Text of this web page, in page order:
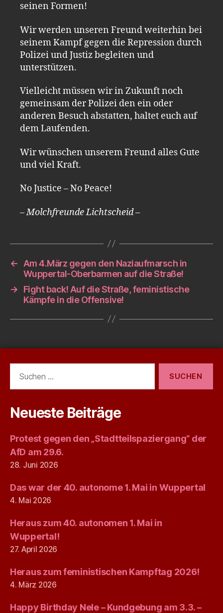
seinen Formen!
Wir werden unseren Freund weiterhin bei
seinem Kampf gegen die Repression durch
Polizei und Justiz begleiten und
unterstützen.
Vielleicht müssen wir in Zukunft noch
gemeinsam der Polizei den ein oder
anderen Besuch abstatten, haltet euch auf
dem Laufenden.
Wir wünschen unserem Freund alles Gute
und viel Kraft.
No Justice – No Peace!
– Molchfreunde Lichtscheid–
←
Am 4.März gegen den Naziaufmarsch in
Wuppertal-Oberbarmen auf die Straße!
→
Fight back! Auf die Straße, feministische
Kämpfe in die Offensive!
nach:
Neueste Beiträge
Protest gegen den „Stadtteilspaziergang“ der
AfD am 29.6.
28. Juni 2026
Das war der 40. autonome 1. Mai in Wuppertal
4. Mai 2026
Heraus zum 40. autonomen 1. Mai in
Wuppertal!
27. April 2026
Heraus zum feministischen Kampftag 2026!
4. März 2026
Happy Birthday Nele – Kundgebung am 3.3. –